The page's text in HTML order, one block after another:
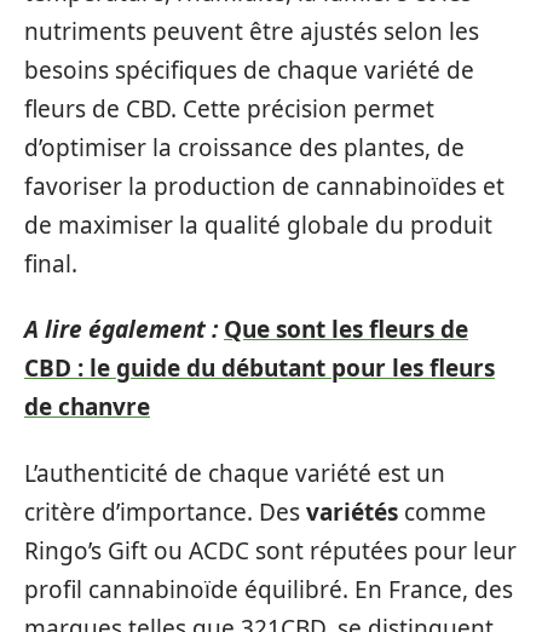
nutriments peuvent être ajustés selon les
besoins spécifiques de chaque variété de
fleurs de CBD. Cette précision permet
d’optimiser la croissance des plantes, de
favoriser la production de cannabinoïdes et
de maximiser la qualité globale du produit
final.
A lire également : Que sont les fleurs de
CBD : le guide du débutant pour les fleurs
de chanvre
L’authenticité de chaque variété est un
critère d’importance. Desvariétés comme
Ringo’s Gift ou ACDC sont réputées pour leur
profil cannabinoïde équilibré. En France, des